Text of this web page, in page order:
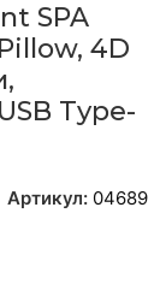
SPA
4D
Type-
Артикул: 04689